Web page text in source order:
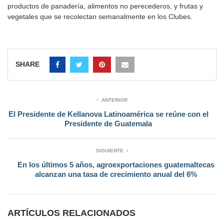
productos de panadería, alimentos no perecederos, y frutas y
vegetales que se recolectan semanalmente en los Clubes.
SHARE
ANTERIOR
El Presidente de Kellanova Latinoamérica se reúne con el
Presidente de Guatemala
SIGUIENTE
En los últimos 5 años, agroexportaciones guatemaltecas
alcanzan una tasa de crecimiento anual del 6%
ARTÍCULOS RELACIONADOS